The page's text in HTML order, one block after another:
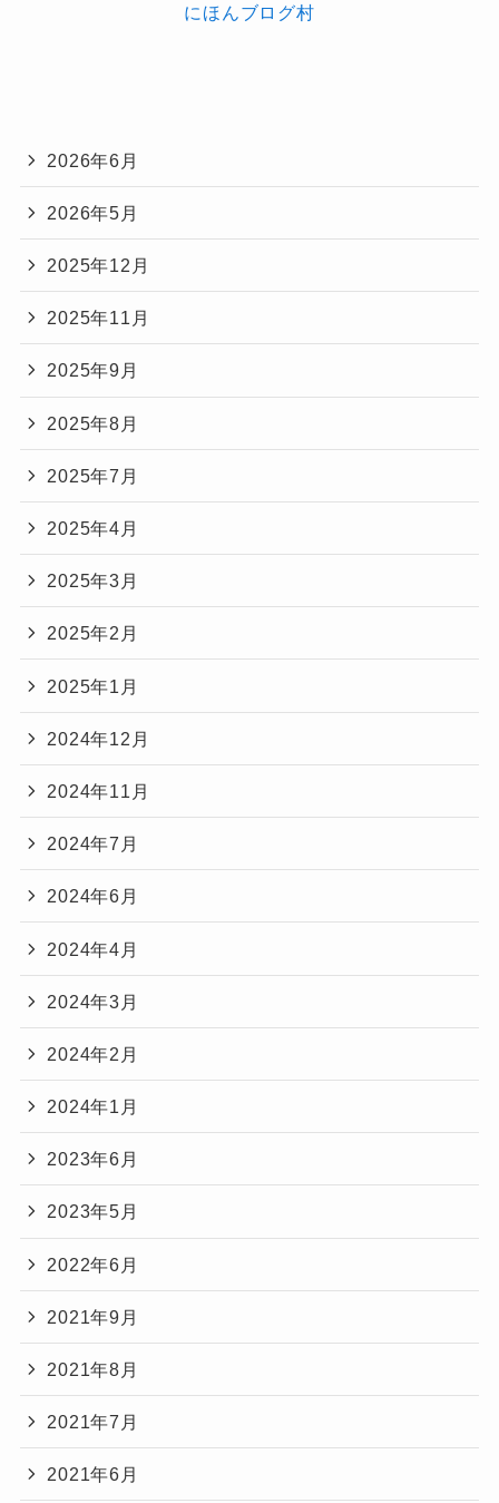
にほんブログ村
2026年6月
2026年5月
2025年12月
2025年11月
2025年9月
2025年8月
2025年7月
2025年4月
2025年3月
2025年2月
2025年1月
2024年12月
2024年11月
2024年7月
2024年6月
2024年4月
2024年3月
2024年2月
2024年1月
2023年6月
2023年5月
2022年6月
2021年9月
2021年8月
2021年7月
2021年6月